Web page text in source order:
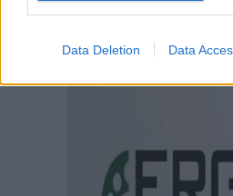
Data Deletion Data